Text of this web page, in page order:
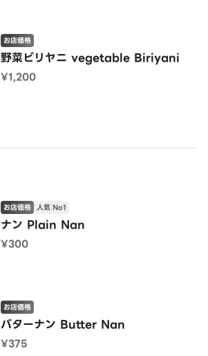
野菜ビリヤニ vegetable Biriyani
お店価格
¥1,200
ナン Plain Nan
お店価格 人気 No1
¥300
バターナン Butter Nan
お店価格
¥375